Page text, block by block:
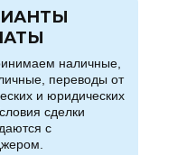
наличные,
переводы от
и юридических
сделки
с